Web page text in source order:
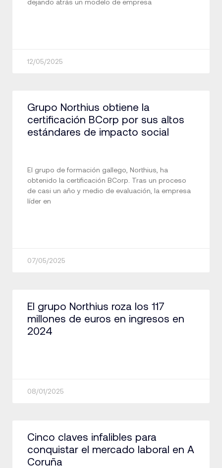
dejando atrás un modelo de empresa
12/05/2025
Grupo Northius obtiene la
certificación BCorp por sus altos
estándares de impacto social
El grupo de formación gallego, Northius, ha
obtenido la certificación BCorp. Tras un proceso
de casi un año y medio de evaluación, la empresa
líder en
07/05/2025
El grupo Northius roza los 117
millones de euros en ingresos en
2024
08/01/2025
Cinco claves infalibles para
conquistar el mercado laboral en A
Coruña